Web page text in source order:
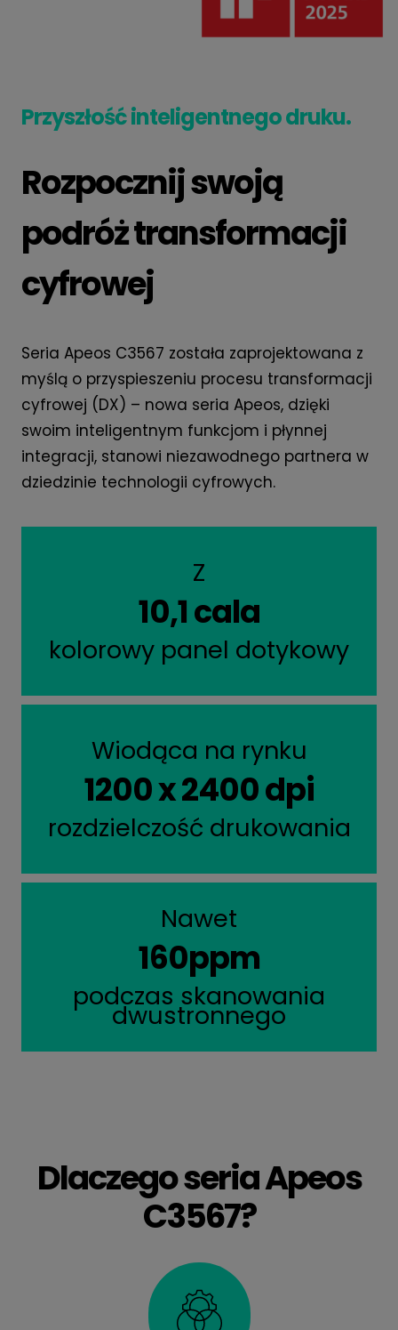
Przyszłość inteligentnego druku.
Rozpocznij swoją
podróż transformacji
cyfrowej
Seria Apeos C3567 została zaprojektowana z
myślą o przyspieszeniu procesu transformacji
cyfrowej (DX) – nowa seria Apeos, dzięki
swoim inteligentnym funkcjom i płynnej
integracji, stanowi niezawodnego partnera w
dziedzinie technologii cyfrowych.
Z
10,1 cala
kolorowy panel dotykowy
Wiodąca na rynku
1200 x 2400 dpi
rozdzielczość drukowania
Nawet
160ppm
podczas skanowania
dwustronnego
Dlaczego seria Apeos
C3567?